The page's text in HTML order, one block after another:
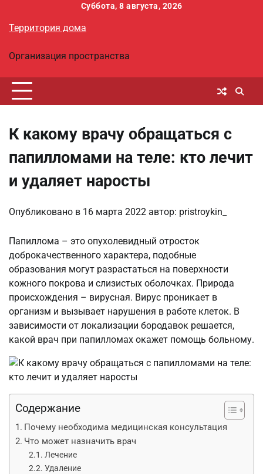
содержимому
Суббота, 8 августа, 2026
Территория дома
Организация пространства
К какому врачу обращаться с
папилломами на теле: кто лечит
и удаляет наросты
Опубликовано в 16 марта 2022 автор: pristroykin_
Папиллома – это опухолевидный отросток
доброкачественного характера, подобные
образования могут разрастаться на поверхности
кожного покрова и слизистых оболочках. Природа
происхождения – вирусная. Вирус проникает в
организм и вызывает нарушения в работе клеток. В
зависимости от локализации бородавок решается,
какой врач при папилломах окажет помощь больному.
Содержание
Почему необходима медицинская консультация
Что может назначить врач
Лечение
Удаление